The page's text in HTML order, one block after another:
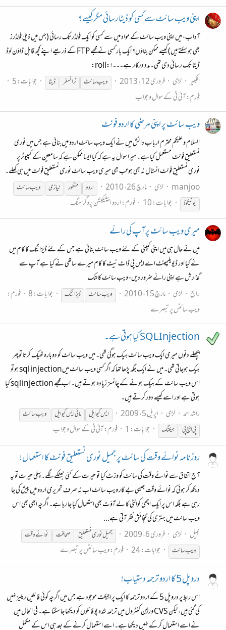
اپنی ویب سائٹ سے کسی کو ڈیٹا رسائی مگر کیسے؟
آداب، میں اپنی ویب سائٹ کے مواد میں سے کسی کو ایک فولڈر تک رسائی (جس میں ذیلی فولڈرز
بھی ہو سکتے ہیں) کیسے ممکن بناؤں؟ ایک بار کسی نے مجھے FTP کے ذریعے اپنے کچھ قابل ڈاؤن لوڈ
ڈیٹا تک رسائی دی تھی۔ مدد درکار ہے۔۔۔! :roll:
الکبیر لڑی فروری 12، 2013 ویبسائٹ ٹرانسفر ڈیٹا
جوابات: 5
فورم:آئی ٹی کے سوال و جواب
ویب سائٹ پر اپنی مرضی کا اردو فونٹ
السلام و علیکم محترم ارباب دانش میں نے ایک ویب سائٹ اردو میں‌بنائی ہے جس میں نوری
نستعلیق فونٹ مستعمل کیا ہے۔ میرا سوال یہ ہے کہ کیا ایسا ممکن ہے کہ سامعین کے کمپیوٹر پر
نوری نستعلیق فونٹ انسٹال نہ بھی ہو تب بھی میری ویب سائٹ نوری نستعلیق فونٹ میں ہی کھلے۔
manjoo
لڑی مارچ 26، 2010 اردو منظور نیازی ویبسائٹ
یونیکوڈ
جوابات: 10 فورم:اردو ایپلیکیشن پروگرامنگ
میری ویب سائٹ پر آپ کی رائے
میں نے حال ہی میں اپنی کمپنی کے لئے ویب سائٹ بنائی ہے جس کے لئے ڈیزائنگ کا کام میں
نے کیا اور ڈیویلپمینٹ اے ایس پی ڈاٹ نیٹ کا کام میرے ساتھی نے کیا ہے آپ سے
گذارش ہے اپنی رائے ضرور دیں- ویب سائٹ کا لنک
راج
لڑی مارچ 15، 2010 ویبسائٹ ڈیزائنگ جوابات: 8
فورم:
ویب سائٹس پر تبصرے
SQL Injection کیا ہوتی ہے۔
پچھلے دنوں میری ایک ویب سائٹ ہیک ہوگئ تھی۔ میں ویب سائٹ کو دوبارہ ٹھیک کرتا توپھر
ہیک ہوجاتی تھی۔ میں نے ایک جگہ پڑھا تھا کہ اگر کسی ویب سائٹ میں‌sql injection ہوتو
اس ویب سائٹ کے ہیک ہونے کے چانسز زیادہ ہوتے ہیں۔ اب مجھے sql injection کیا
ہوتی ہے اور اسے کیسے دور کرتے ہیں۔
راشد احمد لڑی اپریل 5، 2009 ایس کیو ایل مائی ایس کیو ایل ویبسائٹ
پی ایچ پی
ہیکنگ جوابات: 1 فورم:آئی ٹی کے سوال و جواب
روزنامہ نوائے وقت کی سائٹ پر جمیل نوری نستعلیق فونٹ کا استعمال!
آج اتفاق سے نوائے وقت کی سائٹ کو وزٹ کیا تو حیرت کے کئی جھٹکے لگے۔ پہلی حیرت تو یہ
دیکھ کر ہوئی کہ نوائے وقت جیسی بے کار ویب سائٹ اب نہ صرف تحریری اردو میں پیش کی جا
رہی ہے بلکہ اس پر ایک اچھی کوالٹی کا لے آؤٹ بھی استعمال کیا جا رہا ہے۔ اگرچہ ابھی بھی اس
ویب سائٹ میں بہتری کی گنجائش نظر آتی ہے...
نبیل
لڑی فروری 6، 2009 جمیل نوری نستعلیق صحافت
نوائے وقت
ویبسائٹ جوابات: 24 فورم:ویب سائٹس پر تبصرے
دروپل 5 کا اردو ترجمہ دستیاب!
اس ربط پر دروپل 5 کے اردو ترجمہ کا ایک پراجیکٹ موجود ہے جس میں اگرچہ کوئی فائلیں ریلیز نہیں
کی گئی ہیں، لیکن CVS ورژن کنٹرول میں ترجمہ شدہ پو فائلوں کو دیکھا جا سکتا ہے۔ فی الحال میں
نے اسے استعمال کرکے نہیں دیکھا ہے۔ اسے استعمال کرنے کے بعد ہی اس کے مکمل